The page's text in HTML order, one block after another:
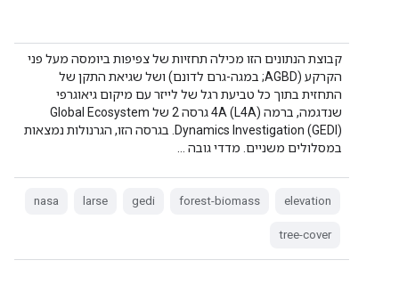
קבוצת הנתונים הזו מכילה תחזיות של צפיפות ביומסה מעל פני
הקרקע (AGBD; במגה-גרם לדונם) ושל שגיאת התקן של
התחזית בתוך כל טביעת רגל של לייזר עם מיקום גיאוגרפי
שנדגמה, ברמה 4A (L4A) גרסה 2 של Global Ecosystem
Dynamics Investigation (GEDI). בגרסה הזו, הגרנולות נמצאות
במסלולים משניים. מדדי גובה …
elevation
forest-biomass
gedi
larse
nasa
tree-cover